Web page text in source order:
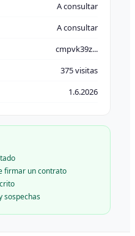
A consultar
A consultar
cmpvk39z...
375 visitas
1.6.2026
firmar un contrato
sospechas